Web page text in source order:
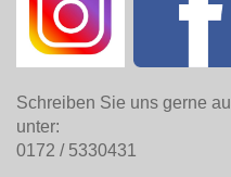
Schreiben Sie uns gerne
unter:
0172 / 5330431